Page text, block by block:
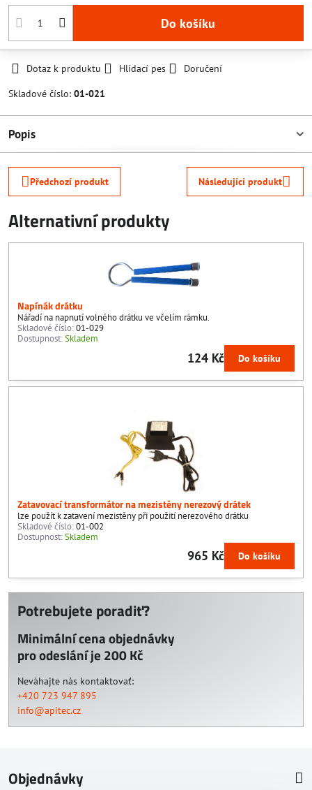
Do košíku
Dotaz k produktu Hlídací pes
Doručení
Skladové číslo: 01-021
Popis
Předchozí produkt Následující produkt
Alternativní produkty
Napínák drátku
Nářadí na napnutí volného drátku ve včelím rámku.
Skladové číslo:01-029
Dostupnost:Skladem
124 Kč Do košíku
Zatavovací transformátor na mezistěny nerezový drátek
lze použít k zatavení mezistěny při použití nerezového drátku
Skladové číslo:01-002
Dostupnost:Skladem
965 Kč Do košíku
Potrebujete poradiť?
Minimální cena objednávky
pro odeslání je 200 Kč
Neváhajte nás kontaktovať:
+420 723 947 895
info@apitec.cz
Objednávky